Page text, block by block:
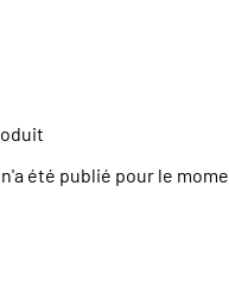
été publié pour le